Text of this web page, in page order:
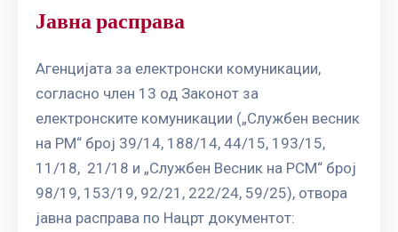
Јавна расправа
Агенцијата за електронски комуникации,
согласно член 13 од Законот за
електронските комуникации („Службен весник
на РM“ број 39/14, 188/14, 44/15, 193/15,
11/18, 21/18 и „Службен Весник на РСМ“ број
98/19, 153/19, 92/21, 222/24, 59/25), отвора
јавна расправа по Нацрт документот: